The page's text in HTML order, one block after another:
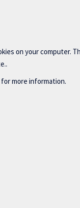
on your computer.
for more information.